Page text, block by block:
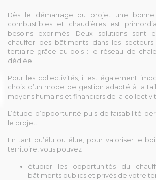
Dès le démarrage du projet une
combustibles et chaudières est
besoins exprimés. Deux solutions sont
chauffer des bâtiments dans les
tertiaire grâce au bois : le réseau de
dédiée.
Pour les collectivités, il est également
choix d’un mode de gestion adapté à la
moyens humains et financiers de la
L’étude d’opportunité puis de faisabilité
le projet.
En tant qu’élu ou élue, pour valoriser le
territoire, vous pouvez :
étudier les opportunités du
bâtiments publics et privés de votre